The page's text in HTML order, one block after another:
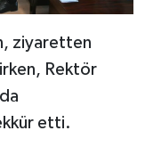
ziyaretten
Rektör
etti.